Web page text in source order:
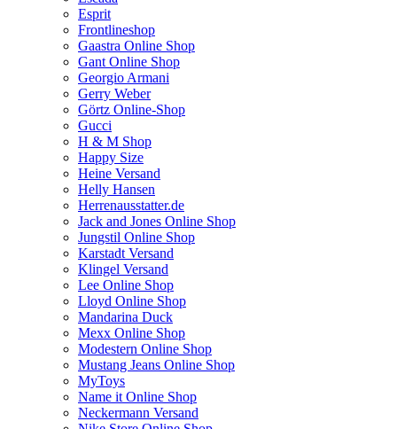
Esprit
Frontlineshop
Gaastra Online Shop
Gant Online Shop
Georgio Armani
Gerry Weber
Görtz Online-Shop
Gucci
H & M Shop
Happy Size
Heine Versand
Helly Hansen
Herrenausstatter.de
Jack and Jones Online Shop
Jungstil Online Shop
Karstadt Versand
Klingel Versand
Lee Online Shop
Lloyd Online Shop
Mandarina Duck
Mexx Online Shop
Modestern Online Shop
Mustang Jeans Online Shop
MyToys
Name it Online Shop
Neckermann Versand